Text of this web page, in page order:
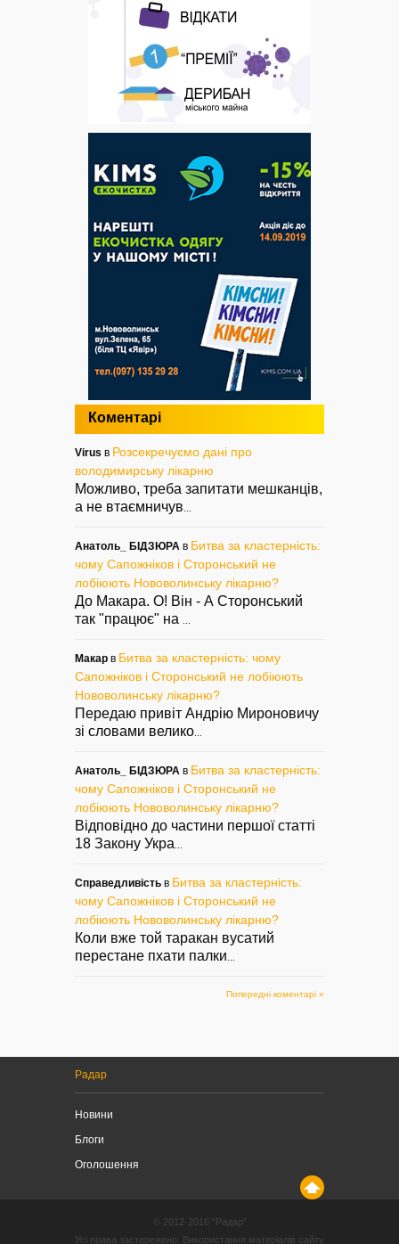
Коментарі
Virus в Розсекречуємо дані про
володимирську лікарню
Можливо, треба запитати мешканців,
а не втаємничув
Анатоль_ БІДЗЮРА в Битва за кластерність:
чому Сапожніков і Сторонський не
лобіюють Нововолинську лікарню?
До Макара. О! Він - А Сторонський
так "працює" на
Макар в Битва за кластерність: чому
Сапожніков і Сторонський не лобіюють
Нововолинську лікарню?
Передаю привіт Андрію Мироновичу
зі словами велико
Анатоль_ БІДЗЮРА в Битва за кластерність:
чому Сапожніков і Сторонський не
лобіюють Нововолинську лікарню?
Відповідно до частини першої статті
18 Закону Укра
Справедливість в Битва за кластерність:
чому Сапожніков і Сторонський не
лобіюють Нововолинську лікарню?
Коли вже той таракан вусатий
перестане пхати палки
Попередні коментарі »
Радар
Новини
Блоги
Оголошення
© 2012-2016 “Радар”
Усі права застережено. Використання матеріалів сайту